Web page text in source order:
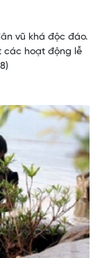
vũ khá độc đáo.
các hoạt động lễ